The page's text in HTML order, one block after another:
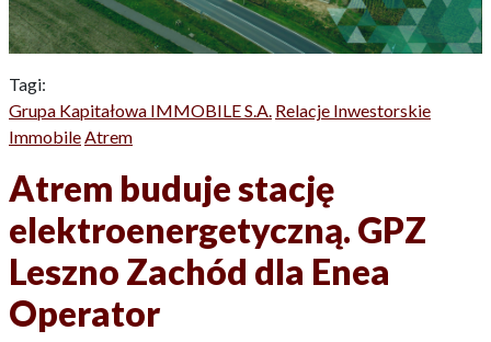
Tagi:
Grupa Kapitałowa IMMOBILE S.A. Relacje Inwestorskie
ImmobileAtrem
Atrem buduje stację
elektroenergetyczną. GPZ
Leszno Zachód dla Enea
Operator